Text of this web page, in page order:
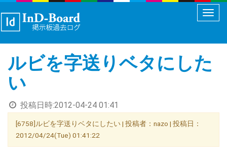
メ
ュ
切
え
ルビを字送りベタにした
い
投稿日時:2012-04-24 01:41
[6758]ルビを字送りベタにしたい | 投稿者：nazo | 投稿日：
2012/04/24(Tue) 01:41:22